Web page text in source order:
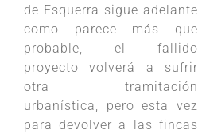
de Esquerra sigue adelante
como parece más que
probable, el fallido
proyecto volverá a sufrir
otra tramitación
urbanística, pero esta vez
para devolver a las fincas